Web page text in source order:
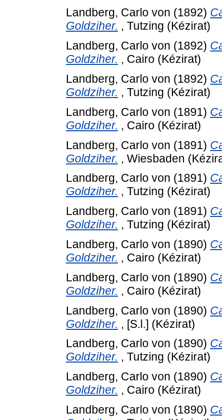
Landberg, Carlo von (1892)
Goldziher. , Tutzing (Kézirat)
Landberg, Carlo von (1892)
Goldziher. , Cairo (Kézirat)
Landberg, Carlo von (1892)
Goldziher. , Tutzing (Kézirat)
Landberg, Carlo von (1891)
Goldziher. , Cairo (Kézirat)
Landberg, Carlo von (1891)
Goldziher. , Wiesbaden
Landberg, Carlo von (1891)
Goldziher. , Tutzing (Kézirat)
Landberg, Carlo von (1891)
Goldziher. , Tutzing (Kézirat)
Landberg, Carlo von (1890)
Goldziher. , Cairo (Kézirat)
Landberg, Carlo von (1890)
Goldziher. , Cairo (Kézirat)
Landberg, Carlo von (1890)
Goldziher. , [S.l.] (Kézirat)
Landberg, Carlo von (1890)
Goldziher. , Tutzing (Kézirat)
Landberg, Carlo von (1890)
Goldziher. , Cairo (Kézirat)
Landberg, Carlo von (1890)